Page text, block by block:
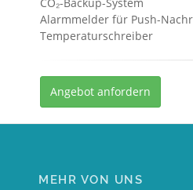
Alarmmelder für Push-
Temperaturschreiber
Angebot anfordern
MEHR VON UNS